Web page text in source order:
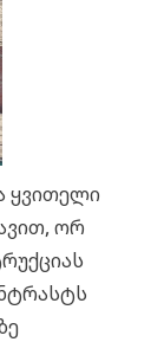
ყვითელი
ორ